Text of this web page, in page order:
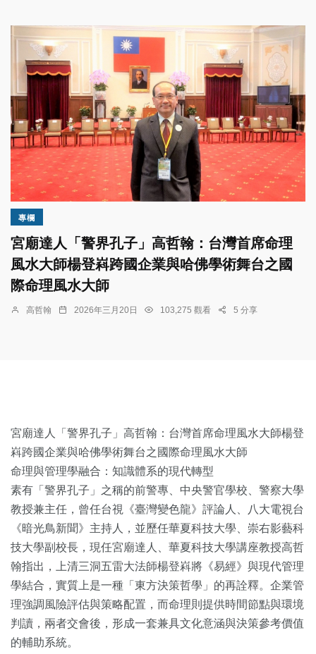
專欄
宮廟達人「警界孔子」高哲翰：台灣首席命理
風水大師楊登嵙跨國企業與哈佛學術舞台之國
際命理風水大師
高哲翰 2026年三月20日 103,275 觀看 5 分享
宮廟達人「警界孔子」高哲翰：台灣首席命理風水大師楊登
嵙跨國企業與哈佛學術舞台之國際命理風水大師
命理與管理學融合：知識體系的現代轉型
素有「警界孔子」之稱的前警專、中央警官學校、警察大學
教授兼主任，曾任台視《臺灣變色龍》評論人、八大電視台
《暗光鳥新聞》主持人，並歷任華夏科技大學、崇右影藝科
技大學副校長，現任宮廟達人、華夏科技大學講座教授高哲
翰指出，上清三洞五雷大法師楊登嵙將《易經》與現代管理
學結合，實質上是一種「東方決策哲學」的再詮釋。企業管
理強調風險評估與策略配置，而命理則提供時間節點與環境
判讀，兩者交會後，形成一套兼具文化意涵與決策參考價值
的輔助系統。